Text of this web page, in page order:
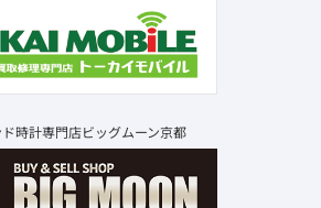
時計専門店ビッグムーン京都